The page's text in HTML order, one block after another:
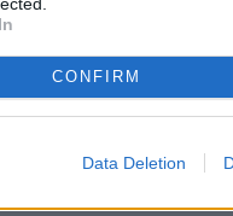
CONFIRM
Data Deletion
και Παύλο Τσίμα.
ακόμα στον στάβλο»